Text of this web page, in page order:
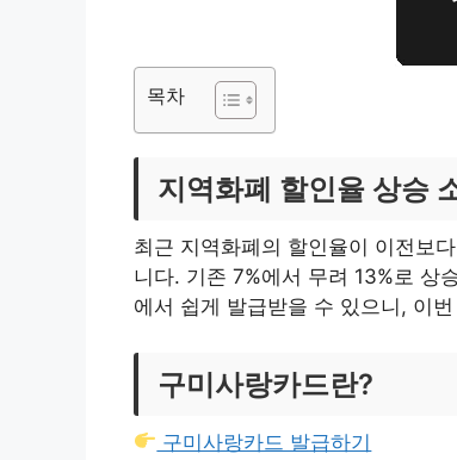
목차
지역화폐 할인율 상승
최근 지역화폐의 할인율이 이전보
니다. 기존 7%에서 무려 13%로 상
에서 쉽게 발급받을 수 있으니, 이
구미사랑카드란?
구미사랑카드 발급하기